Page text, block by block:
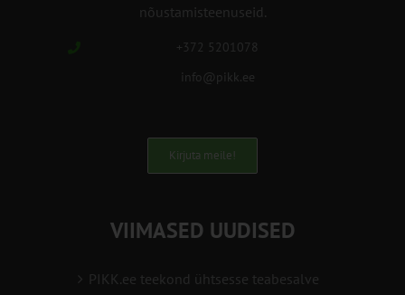
nõustamisteenuseid.
+372 5201078
info@pikk.ee
Kirjuta meile!
VIIMASED UUDISED
PIKK.ee teekond ühtsesse teabesalve